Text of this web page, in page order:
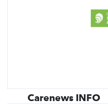
Carenews INFO